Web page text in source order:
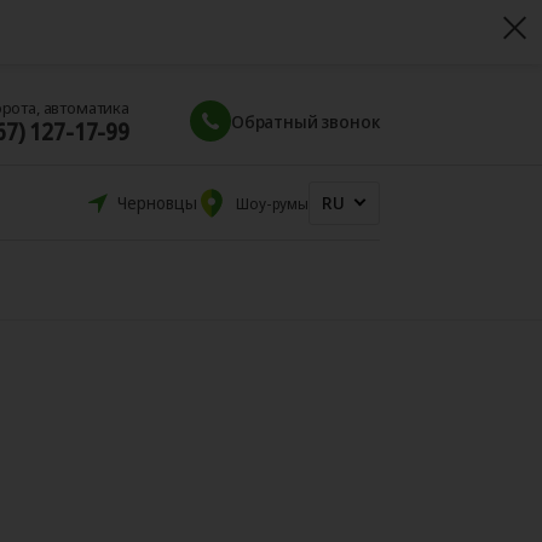
автоматика
127-17-99 Обратный звонок
Черновцы Шоу-румы RU